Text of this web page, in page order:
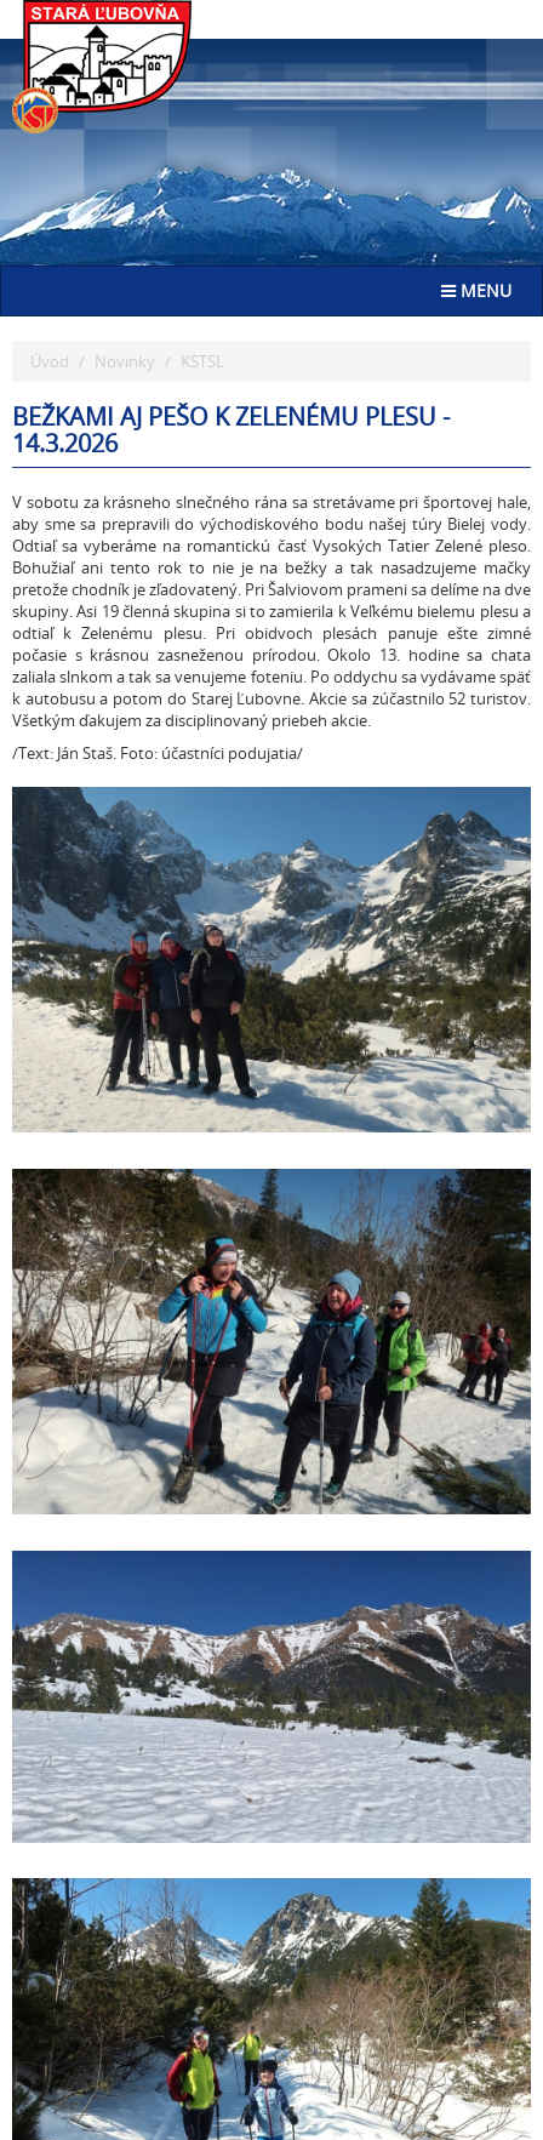
Go
to
Toggle
MENU
Úvod Novinky KSTSL
BEŽKAMI AJ PEŠO K ZELENÉMU PLESU -
14.3.2026
V sobotu za krásneho slnečného rána sa stretávame pri športovej hale,
aby sme sa prepravili do východiskového bodu našej túry Bielej vody.
Odtiaľ sa vyberáme na romantickú časť Vysokých Tatier Zelené pleso.
Bohužiaľ ani tento rok to nie je na bežky a tak nasadzujeme mačky
pretože chodník je zľadovatený. Pri Šalviovom prameni sa delíme na dve
skupiny. Asi 19 členná skupina si to zamierila k Veľkému bielemu plesu a
odtiaľ k Zelenému plesu. Pri obidvoch plesách panuje ešte zimné
počasie s krásnou zasneženou prírodou. Okolo 13. hodine sa chata
zaliala slnkom a tak sa venujeme foteniu. Po oddychu sa vydávame späť
k autobusu a potom do Starej Ľubovne. Akcie sa zúčastnilo 52 turistov.
Všetkým ďakujem za disciplinovaný priebeh akcie.
/Text: Ján Staš. Foto: účastníci podujatia/